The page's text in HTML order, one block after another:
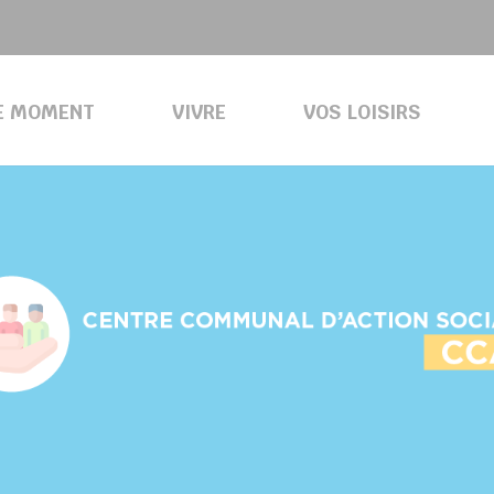
MOMENT VIVRE VOS LOISIRS